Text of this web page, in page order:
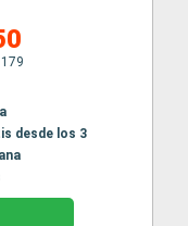
desde los 3